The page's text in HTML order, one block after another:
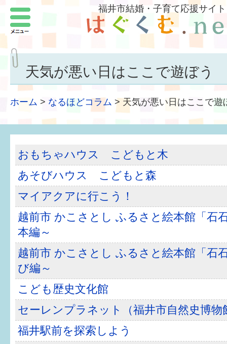
福井市結婚・子育て応援サイト
天気が悪い日はここで遊ぼう
ホーム > なるほどコラム > 天気が悪い日はここで遊
おもちゃハウス こどもと木
あそびハウス こどもと森
マイアクアに行こう！
越前市 かこさとし ふるさと絵本館「石
本編～
越前市 かこさとし ふるさと絵本館「石
び編～
こども歴史文化館
セーレンプラネット（福井市自然史博物
福井駅前を探索しよう
メニュー
結婚したい
子どもがほしい
子どもを育てよう
もしものときの緊急連絡先
届出・手当・助成
健診・予防接種
仲間づくり・遊び場
子どもを預けたい
入園・入学
相談したい